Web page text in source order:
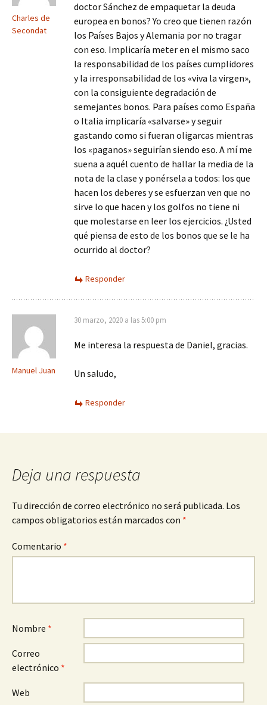
Charles de
Secondat
doctor Sánchez de empaquetar la deuda
europea en bonos? Yo creo que tienen razón
los Países Bajos y Alemania por no tragar
con eso. Implicaría meter en el mismo saco
la responsabilidad de los países cumplidores
y la irresponsabilidad de los «viva la virgen»,
con la consiguiente degradación de
semejantes bonos. Para países como España
o Italia implicaría «salvarse» y seguir
gastando como si fueran oligarcas mientras
los «paganos» seguirían siendo eso. A mí me
suena a aquél cuento de hallar la media de la
nota de la clase y ponérsela a todos: los que
hacen los deberes y se esfuerzan ven que no
sirve lo que hacen y los golfos no tiene ni
que molestarse en leer los ejercicios. ¿Usted
qué piensa de esto de los bonos que se le ha
ocurrido al doctor?
Responder
Manuel Juan
30 marzo, 2020 a las 5:00 pm
Me interesa la respuesta de Daniel, gracias.
Un saludo,
Responder
Deja una respuesta
Tu dirección de correo electrónico no será publicada. Los
campos obligatorios están marcados con *
Comentario *
Nombre *
Correo
electrónico *
Web